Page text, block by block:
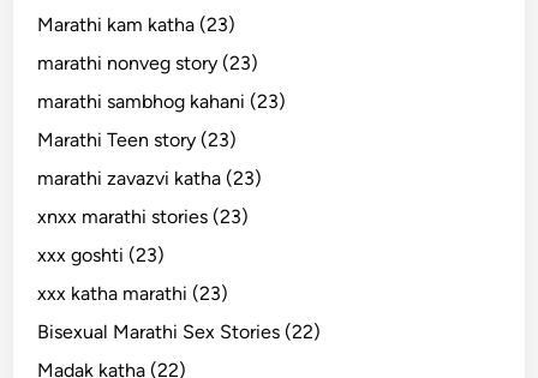
Marathi kam katha (23)
marathi nonveg story (23)
marathi sambhog kahani (23)
Marathi Teen story (23)
marathi zavazvi katha (23)
xnxx marathi stories (23)
xxx goshti (23)
xxx katha marathi (23)
Bisexual Marathi Sex Stories (22)
Madak katha (22)